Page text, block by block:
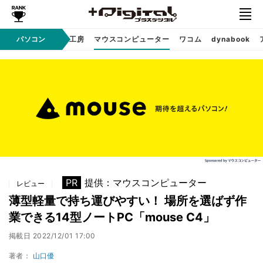
パソコンパソコン工房 マウスコンピューター ワコム dynabook
レビュー PR 提供：マウスコンピューター
薄型軽量で持ち運びやすい！ 場所を選ばず作
業できる14型ノートPC「mouse C4」
掲載日 2022/12/01 17:00
著者： 山口優